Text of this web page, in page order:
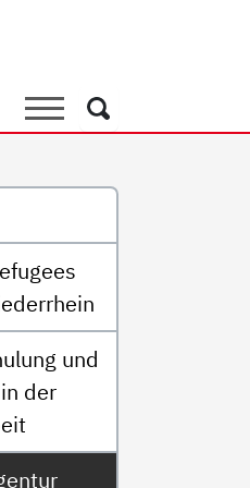
Suche
Suche
und
der